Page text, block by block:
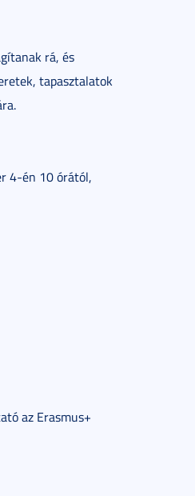
rá, és
tapasztalatok
4-én 10 órától,
az Erasmus+